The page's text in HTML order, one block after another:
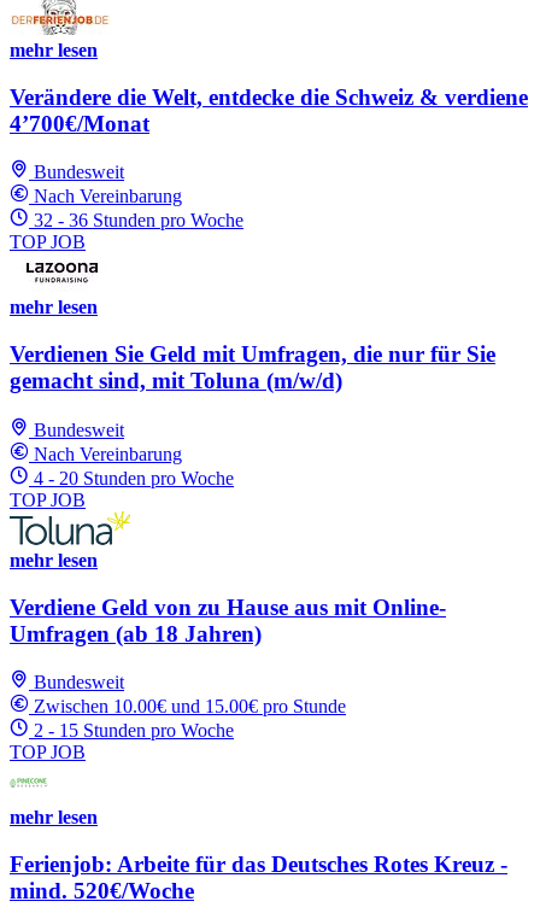
mehr lesen
Verändere die Welt, entdecke die Schweiz & verdiene
4’700€/Monat
Bundesweit
Nach Vereinbarung
32 - 36 Stunden pro Woche
TOP JOB
mehr lesen
Verdienen Sie Geld mit Umfragen, die nur für Sie
gemacht sind, mit Toluna (m/w/d)
Bundesweit
Nach Vereinbarung
4 - 20 Stunden pro Woche
TOP JOB
mehr lesen
Verdiene Geld von zu Hause aus mit Online-
Umfragen (ab 18 Jahren)
Bundesweit
Zwischen 10.00€ und 15.00€ pro Stunde
2 - 15 Stunden pro Woche
TOP JOB
mehr lesen
Ferienjob: Arbeite für das Deutsches Rotes Kreuz -
mind. 520€/Woche